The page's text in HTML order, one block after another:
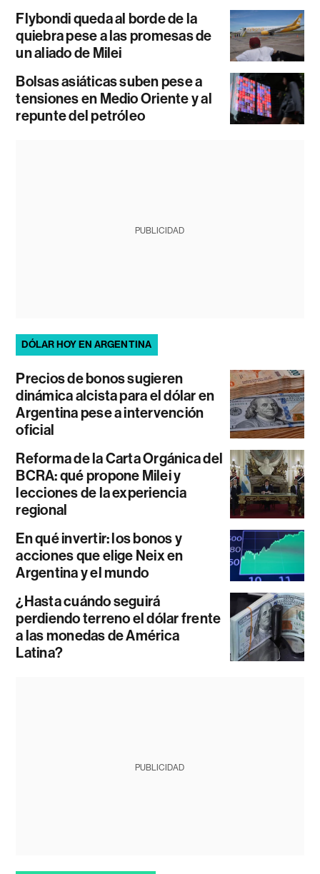
Flybondi queda al borde de la
quiebra pese a las promesas de
un aliado de Milei
Bolsas asiáticas suben pese a
tensiones en Medio Oriente y al
repunte del petróleo
PUBLICIDAD
DÓLAR HOY EN ARGENTINA
Precios de bonos sugieren
dinámica alcista para el dólar en
Argentina pese a intervención
oficial
Reforma de la Carta Orgánica del
BCRA: qué propone Milei y
lecciones de la experiencia
regional
En qué invertir: los bonos y
acciones que elige Neix en
Argentina y el mundo
¿Hasta cuándo seguirá
perdiendo terreno el dólar frente
a las monedas de América
Latina?
PUBLICIDAD